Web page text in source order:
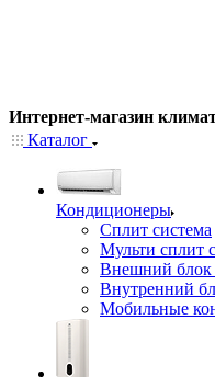
Интернет-магазин
Каталог
Кондиционеры
Сплит система
Мульти сплит
Внешний блок
Внутренний
Мобильные